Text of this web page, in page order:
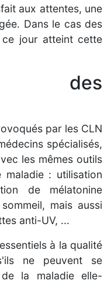
aux attentes, une
Dans le cas des
jour atteint cette
des
par les CLN
spécialisés,
les mêmes outils
: utilisation
de mélatonine
mais aussi
anti-UV, ...
à la qualité
ne peuvent se
la maladie elle-